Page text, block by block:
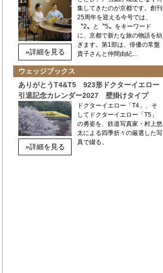
»詳細を見る
集してきたのが京都です。創刊
25周年を迎える今号では、
〝2〟と〝5〟をキーワード
に、京都で新たな旅の物語を紡
ぎます。第1部は、俳優の常盤
貴子さんと仲間由紀…
ウェッジブックス
ありがとうT4&T5 923形ドクターイエロー
引退記念カレンダー2027 壁掛けタイプ
»詳細を見る
ドクターイエロー「T4」、そ
してドクターイエロー「T5」
の勇姿を、鉄道写真家・村上悠
太による四季折々の厳選した写
真で綴る。